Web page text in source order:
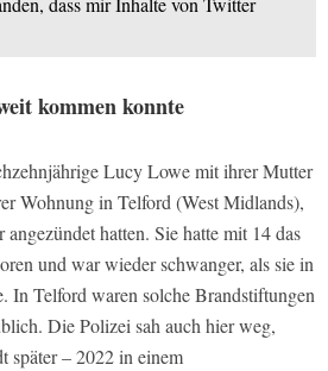
kommen konnte
Lucy Lowe mit ihrer Mutter
Wohnung in Telford (West Midlands),
hatten. Sie hatte mit 14 das
und war wieder schwanger, als sie in
In Telford waren solche Brandstiftungen
Die Polizei sah auch hier weg,
später – 2022 in einem